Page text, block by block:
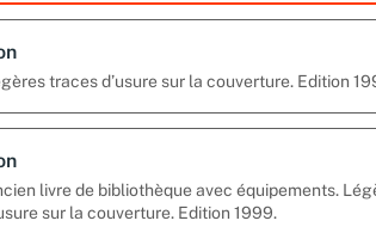
traces d’usure sur la couverture. Edition
livre de bibliothèque avec équipements.
sur la couverture. Edition 1999.